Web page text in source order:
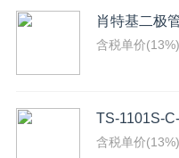
肖特基二极
含税单价(13%)
TS-1101S-
含税单价(13%)